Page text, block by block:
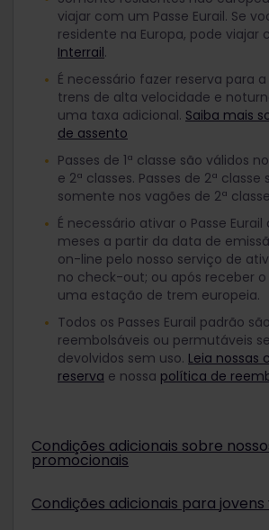
viajar com um Passe Eurail. Se
residente na Europa, pode viajar
Interrail.
É necessário fazer reserva para
trens de alta velocidade e
uma taxa adicional. Saiba mais
de assento
Passes de 1ª classe são válidos
e 2ª classes. Passes de 2ª classe
somente nos vagões de 2ª
É necessário ativar o Passe Eurail
meses a partir da data de
on-line pelo nosso serviço de
no check-out; ou após receber o
uma estação de trem europeia.
Todos os Passes Eurail padrão são
reembolsáveis ou permutáveis
devolvidos sem uso. Leia nossas
reserva e nossa política de
Condições adicionais sobre
promocionais
Dependendo dos termos da
Eurail promocionais não são
Condições adicionais para